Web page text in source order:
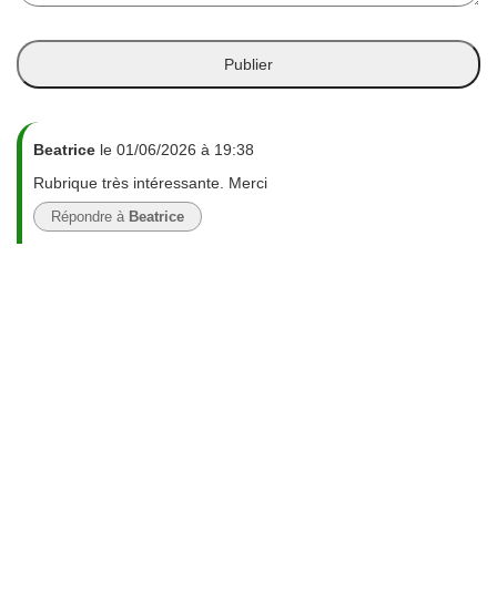
Beatrice le 01/06/2026 à 19:38
Rubrique très intéressante. Merci
Répondre à Beatrice